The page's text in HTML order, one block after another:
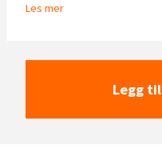
Les mer
Legg